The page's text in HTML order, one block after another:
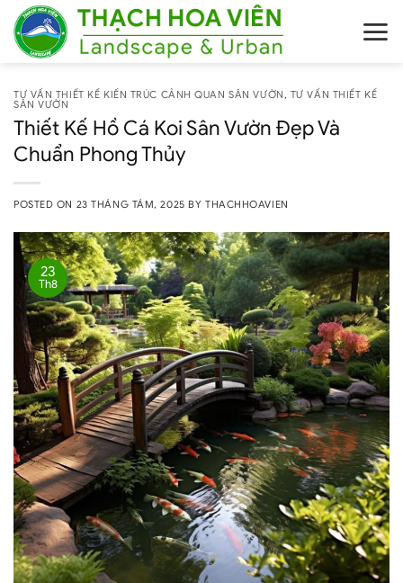
Skip
content
TƯ VẤN THIẾT KẾ KIẾN TRÚC CẢNH QUAN SÂN VƯỜN, TƯ VẤN THIẾT KẾ
SÂN VƯỜN
Thiết Kế Hồ Cá Koi Sân Vườn Đẹp Và
Chuẩn Phong Thủy
POSTED ON 23 THÁNG TÁM, 2025 BY THACHHOAVIEN
23
Th8